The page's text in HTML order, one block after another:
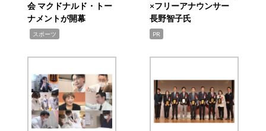
会 マクドナルド・トー
ナメントが開幕
スポーツ
×フリーアナウンサー
長野智子氏
PR